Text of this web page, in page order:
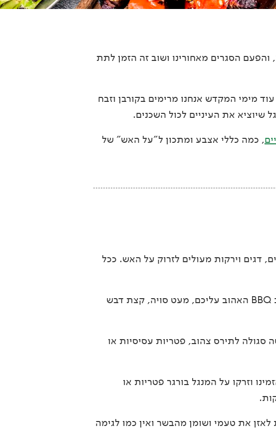
הסגרים מאחורינו ושוב זה הזמן לתת
מימי המקדש אנחנו מרימים בקורבן וזבח
שיוציא את העיניים לכול השכנים.
, כמה כללי אצבע ומתכון ל"על האש" של
דגים וירקות מעולים לזרוק על האש. ככל
– לבשר עסיסי ונהדר וגם לירקות, הכינו מרינדה טעימה מהרוטב BBQ האהוב עליכם, מעט סויה, קצת דבש
סגולה לתירס צהוב, פטריות עסיסיות או
וזרקו על המנגל בורגר פטריות או
את טעמי ושומן מהבשר ואין כמו לגימה